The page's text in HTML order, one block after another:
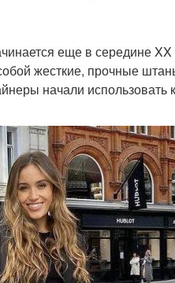
еще в середине
жесткие, прочные
начали использовать